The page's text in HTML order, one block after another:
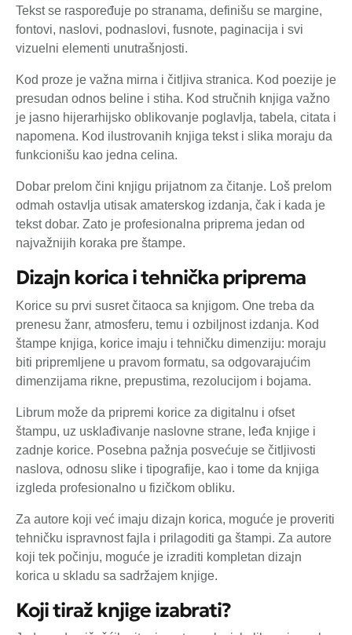
Tekst se raspoređuje po stranama, definišu se margine,
fontovi, naslovi, podnaslovi, fusnote, paginacija i svi
vizuelni elementi unutrašnjosti.
Kod proze je važna mirna i čitljiva stranica. Kod poezije je
presudan odnos beline i stiha. Kod stručnih knjiga važno
je jasno hijerarhijsko oblikovanje poglavlja, tabela, citata i
napomena. Kod ilustrovanih knjiga tekst i slika moraju da
funkcionišu kao jedna celina.
Dobar prelom čini knjigu prijatnom za čitanje. Loš prelom
odmah ostavlja utisak amaterskog izdanja, čak i kada je
tekst dobar. Zato je profesionalna priprema jedan od
najvažnijih koraka pre štampe.
Dizajn korica i tehnička priprema
Korice su prvi susret čitaoca sa knjigom. One treba da
prenesu žanr, atmosferu, temu i ozbiljnost izdanja. Kod
štampe knjiga, korice imaju i tehničku dimenziju: moraju
biti pripremljene u pravom formatu, sa odgovarajućim
dimenzijama rikne, prepustima, rezolucijom i bojama.
Librum može da pripremi korice za digitalnu i ofset
štampu, uz usklađivanje naslovne strane, leđa knjige i
zadnje korice. Posebna pažnja posvećuje se čitljivosti
naslova, odnosu slike i tipografije, kao i tome da knjiga
izgleda profesionalno u fizičkom obliku.
Za autore koji već imaju dizajn korica, moguće je proveriti
tehničku ispravnost fajla i prilagoditi ga štampi. Za autore
koji tek počinju, moguće je izraditi kompletan dizajn
korica u skladu sa sadržajem knjige.
Koji tiraž knjige izabrati?